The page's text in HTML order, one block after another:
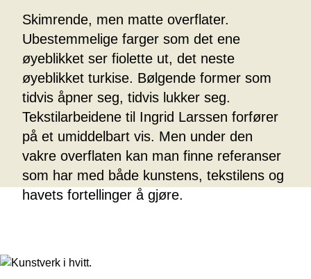
Skimrende, men matte overflater.
Ubestemmelige farger som det ene
øyeblikket ser fiolette ut, det neste
øyeblikket turkise. Bølgende former som
tidvis åpner seg, tidvis lukker seg.
Tekstilarbeidene til Ingrid Larssen forfører
på et umiddelbart vis. Men under den
vakre overflaten kan man finne referanser
som har med både kunstens, tekstilens og
havets fortellinger å gjøre.